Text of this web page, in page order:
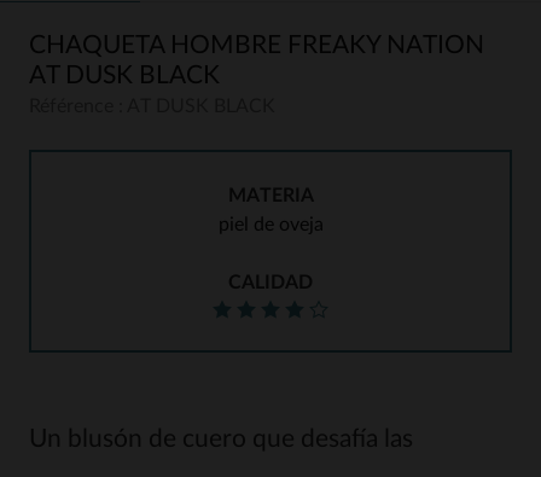
CHAQUETA HOMBRE FREAKY NATION
AT DUSK BLACK
MATERIA
piel de oveja
CALIDAD
Un blusón de cuero que desafía las